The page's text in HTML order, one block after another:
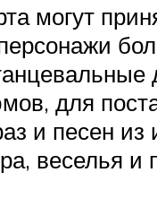
могут
для
и песен
веселья